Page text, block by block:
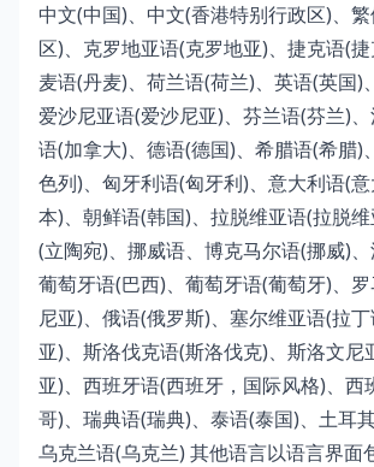
中文(中国)、中文(香港特别行政区)、
区)、克罗地亚语(克罗地亚)、捷克语(
麦语(丹麦)、荷兰语(荷兰)、英语(英国)
爱沙尼亚语(爱沙尼亚)、芬兰语(芬兰)
语(加拿大)、德语(德国)、希腊语(希腊)
色列)、匈牙利语(匈牙利)、意大利语(
本)、朝鲜语(韩国)、拉脱维亚语(拉脱
(立陶宛)、挪威语、博克马尔语(挪威)、
葡萄牙语(巴西)、葡萄牙语(葡萄牙)、
尼亚)、俄语(俄罗斯)、塞尔维亚语(拉
亚)、斯洛伐克语(斯洛伐克)、斯洛文尼
亚)、西班牙语(西班牙，国际风格)、西
哥)、瑞典语(瑞典)、泰语(泰国)、土耳其
乌克兰语(乌克兰) 其他语言以语言界面